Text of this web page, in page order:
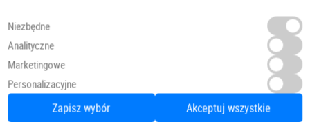
Niezbędne
Analityczne
Marketingowe
Personalizacyjne
Zapisz wybór Akceptuj wszystkie